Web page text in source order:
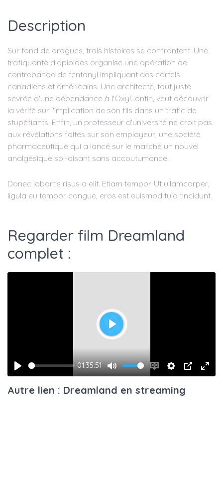
Description
Sur fond de drogues, trois histoires se confrontent. Une
trafiquante d'opioïdes organise une opération de
contrebande de fentanyl impliquant des cartels
canadiens et américains. Une architecte, tout juste
sevrée d'une dépendance à l'OxyContin, veut découvrir
la vérité sur l'implication de son fils dans un trafic de
stupéfiants. Enfin, un professeur d'université ne croit pas
aux révélations faites sur son employeur, une société
pharmaceutique qui a lancé sur le marché un nouvel
analgésique soi-disant sans accoutumance.
Donec lobortis risus a elit. Etiam tempor. Ut ullamcorper,
ligula eu tempor congue, eros est euismod tuid tincidunt.
Regarder film Dreamland
complet :
Play
01:35:51
Mute
Enable
captions
Settings
PIP
Play
Autre lien : Dreamland en streaming